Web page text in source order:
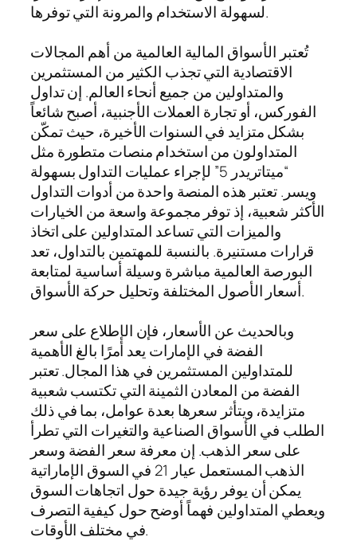
لسهولة الاستخدام والمرونة التي توفرها.
تُعتبر الأسواق المالية العالمية من أهم المجالات
الاقتصادية التي تجذب الكثير من المستثمرين
والمتداولين من جميع أنحاء العالم. إن تداول
الفوركس، أو تجارة العملات الأجنبية، أصبح شائعاً
بشكل متزايد في السنوات الأخيرة، حيث تمكّن
المتداولون من استخدام منصات متطورة مثل
“ميتاتريدر 5” لإجراء عمليات التداول بسهولة
ويسر. تعتبر هذه المنصة واحدة من أدوات التداول
الأكثر شعبية، إذ توفر مجموعة واسعة من الخيارات
والميزات التي تساعد المتداولين على اتخاذ
قرارات مستنيرة. بالنسبة للمهتمين بالتداول، تعد
البورصة العالمية مباشرة وسيلة أساسية لمتابعة
أسعار الأصول المختلفة وتحليل حركة الأسواق.
وبالحديث عن الأسعار، فإن الإطلاع على سعر
الفضة في الإمارات يعد أمرًا بالغ الأهمية
للمتداولين المستثمرين في هذا المجال. تعتبر
الفضة من المعادن الثمينة التي تكتسب شعبية
متزايدة، ويتأثر سعرها بعدة عوامل، بما في ذلك
الطلب في الأسواق الصناعية والتغيرات التي تطرأ
على سعر الذهب. إن معرفة سعر الفضة وسعر
الذهب المستعمل عيار 21 في السوق الإماراتية
يمكن أن يوفر رؤية جيدة حول اتجاهات السوق
ويعطي المتداولين فهماً أوضح حول كيفية التصرف
في مختلف الأوقات.